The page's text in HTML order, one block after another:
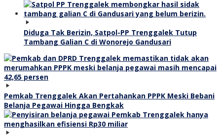
Diduga Tak Berizin, Satpol-PP Trenggalek Tutup
Tambang Galian C di Wonorejo Gandusari
Pemkab Trenggalek Akan Pertahankan PPPK Meski Bebani
Belanja Pegawai Hingga Bengkak